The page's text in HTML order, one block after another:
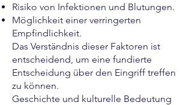
Risiko von Infektionen und Blutungen.
Möglichkeit einer verringerten
Empfindlichkeit.
Das Verständnis dieser Faktoren ist
entscheidend, um eine fundierte
Entscheidung über den Eingriff treffen
zu können.
Geschichte und kulturelle Bedeutung